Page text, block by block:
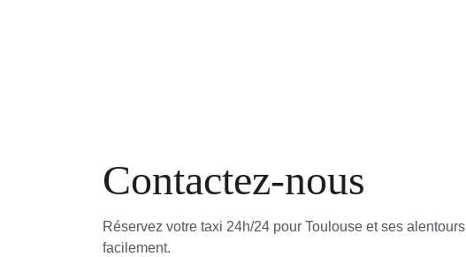
Contactez-nous
Réservez votre taxi 24h/24 pour Toulouse et ses alentours
facilement.